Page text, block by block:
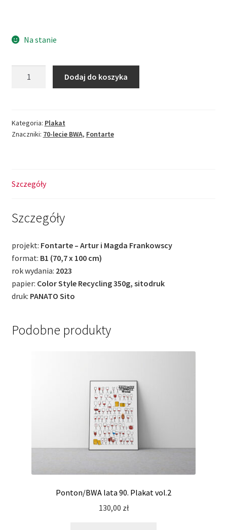
Na stanie
Plakat
Dodaj do koszyka
Kategoria: Plakat
Znaczniki: 70-lecie BWA, Fontarte
Szczegóły
Szczegóły
projekt: Fontarte – Artur i Magda Frankowscy
format: B1 (70,7 x 100 cm)
rok wydania: 2023
papier: Color Style Recycling 350g, sitodruk
druk: PANATO Sito
Podobne produkty
Ponton/BWA lata 90. Plakat vol.2
130,00 zł